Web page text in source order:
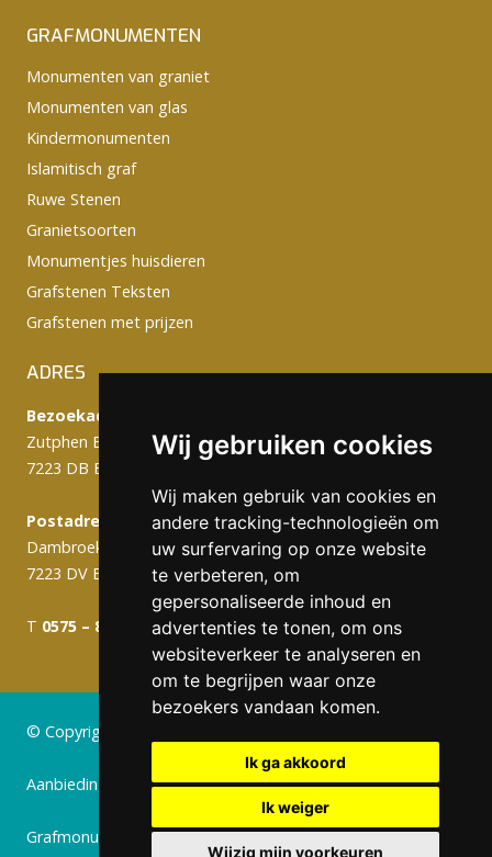
Wij gebruiken cookies
Wij maken gebruik van cookies en
andere tracking-technologieën om
uw surfervaring op onze website
te verbeteren, om
gepersonaliseerde inhoud en
advertenties te tonen, om ons
websiteverkeer te analyseren en
om te begrijpen waar onze
bezoekers vandaan komen.
Ik ga akkoord
Ik weiger
Wijzig mijn voorkeuren
GRAFMONUMENTEN
Monumenten van graniet
Monumenten van glas
Kindermonumenten
Islamitisch graf
Ruwe Stenen
Granietsoorten
Monumentjes huisdieren
Grafstenen Teksten
Grafstenen met prijzen
ADRES
Bezoekadres:
Zutphen Emmerikseweg 103C
7223 DB Baak
Postadres (werkplaats):
Dambroek 10A
7223 DV Baak
T 0575 – 820 988 info@gerritsengrafmonumenten.nl
© Copyright 2024 Gerritsen Grafmonumenten
Aanbiedingen
Grafmonumenten